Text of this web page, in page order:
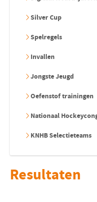
Silver Cup
Spelregels
Invallen
Jongste Jeugd
Oefenstof trainingen
Nationaal
KNHB Selectieteams
Resultaten